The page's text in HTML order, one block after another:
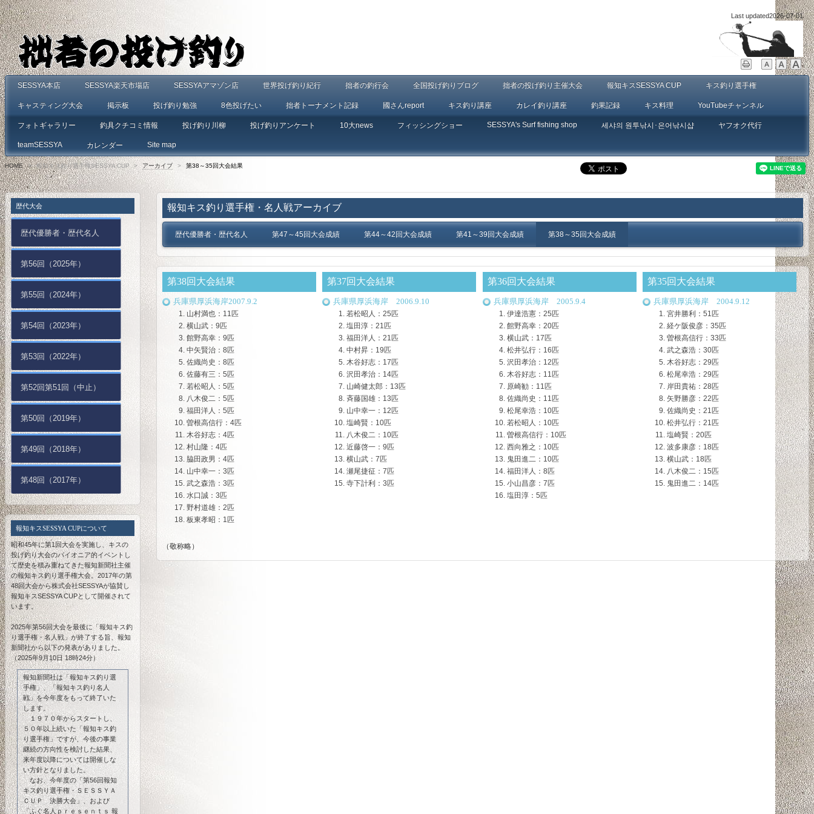
Last updated2026-07-01
SESSYA本店 SESSYA楽天市場店 SESSYAアマゾン店 世界投げ釣り紀行 拙者の釣行会 全国投げ釣りブログ 拙者の投げ釣り主催大会 報知キスSESSYA CUP キス釣り選手権
キャスティング大会 掲示板 投げ釣り勉強 8色投げたい 拙者トーナメント記録 國さんreport キス釣り講座 カレイ釣り講座 釣果記録 キス料理 YouTubeチャンネル
フォトギャラリー 釣具クチコミ情報 投げ釣り川柳 投げ釣りアンケート 10大news フィッシングショー SESSYA's Surf fishing shop 세샤의 원투낚시･은어낚시샵 ヤフオク代行
teamSESSYA カレンダー Site map
HOME > 報知キス釣り選手権SESSYA CUP > アーカイブ > 第38～35回大会結果
報知キス釣り選手権・名人戦アーカイブ
歴代優勝者・歴代名人 第47～45回大会成績 第44～42回大会成績 第41～39回大会成績 第38～35回大会成績
第38回大会結果
兵庫県厚浜海岸2007.9.2
山村満也：11匹
横山武：9匹
館野高幸：9匹
中矢賢治：8匹
佐織尚史：8匹
佐藤有三：5匹
若松昭人：5匹
八木俊二：5匹
福田洋人：5匹
曽根高信行：4匹
木谷好志：4匹
村山隆：4匹
脇田政男：4匹
山中幸一：3匹
武之森浩：3匹
水口誠：3匹
野村道雄：2匹
板東孝昭：1匹
（敬称略）
第37回大会結果
兵庫県厚浜海岸 2006.9.10
若松昭人：25匹
塩田淳：21匹
福田洋人：21匹
中村昇：19匹
木谷好志：17匹
沢田孝治：14匹
山崎健太郎：13匹
斉藤国雄：13匹
山中幸一：12匹
塩崎賢：10匹
八木俊二：10匹
近藤啓一：9匹
横山武：7匹
瀬尾捷征：7匹
寺下計利：3匹
第36回大会結果
兵庫県厚浜海岸 2005.9.4
伊達浩憲：25匹
館野高幸：20匹
横山武：17匹
松井弘行：16匹
沢田孝治：12匹
木谷好志：11匹
原崎勧：11匹
佐織尚史：11匹
松尾幸浩：10匹
若松昭人：10匹
曽根高信行：10匹
西向雅之：10匹
鬼田進二：10匹
福田洋人：8匹
小山昌彦：7匹
塩田淳：5匹
第35回大会結果
兵庫県厚浜海岸 2004.9.12
宮井勝利：51匹
経ケ阪俊彦：35匹
曽根高信行：33匹
武之森浩：30匹
木谷好志：29匹
松尾幸浩：29匹
岸田貴祐：28匹
矢野勝彦：22匹
佐織尚史：21匹
松井弘行：21匹
塩崎賢：20匹
波多康彦：18匹
横山武：18匹
八木俊二：15匹
鬼田進二：14匹
歴代大会
歴代優勝者・歴代名人
第56回（2025年）
第55回（2024年）
第54回（2023年）
第53回（2022年）
第52回第51回（中止）
第50回（2019年）
第49回（2018年）
第48回（2017年）
報知キスSESSYA CUPについて
昭和45年に第1回大会を実施し、キスの
投げ釣り大会のパイオニア的イベントし
て歴史を積み重ねてきた報知新聞社主催
の報知キス釣り選手権大会。2017年の第
48回大会から株式会社SESSYAが協賛し
報知キスSESSYA CUPとして開催されて
います。
2025年第56回大会を最後に「報知キス釣
り選手権・名人戦」が終了する旨、報知
新聞社から以下の発表がありました。
（2025年9月10日 18時24分）
報知新聞社は「報知キス釣り選
手権」、「報知キス釣り名人
戦」を今年度をもって終了いた
します。
１９７０年からスタートし、
５０年以上続いた「報知キス釣
り選手権」ですが、今後の事業
継続の方向性を検討した結果、
来年度以降については開催しな
い方針となりました。
なお、今年度の「第56回報知
キス釣り選手権・ＳＥＳＳＹＡ
ＣＵＰ 決勝大会」、および
「ふぐ名人ｐｒｅｓｅｎｔｓ 報